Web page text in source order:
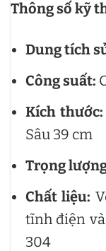
Thông số kỹ
Dung tích
Công suất:
Kích thước:
Sâu 39 cm
Trọng
Chất liệu:
tĩnh điện
304